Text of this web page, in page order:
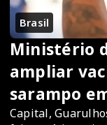
Brasil
Ministério
ampliar
sarampo
Capital,